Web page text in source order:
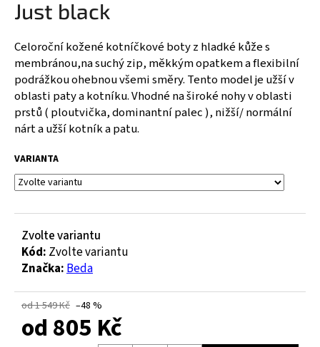
Just black
Celoroční kožené kotníčkové boty z hladké kůže s
membránou,na suchý zip, měkkým opatkem a flexibilní
podrážkou ohebnou všemi směry. Tento model je užší v
oblasti paty a kotníku. Vhodné na široké nohy v oblasti
prstů ( ploutvička, dominantní palec ), nižší/ normální
nárt a užší kotník a patu.
VARIANTA
Zvolte variantu
Kód: Zvolte variantu
Značka:Beda
od 1 549 Kč –48 %
od 805 Kč
a
í
t
?
D
o
p
o
r
u
u